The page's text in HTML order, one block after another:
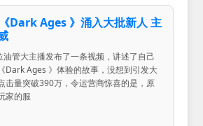
Dark Ages 》涌入大批新人 主
管大主播发布了一条视频，讲述了自己
Dark Ages 》体验的故事，没想到引发大
击量突破390万，令运营商惊喜的是，原
家的服